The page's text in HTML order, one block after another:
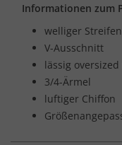
Informationen zum
welliger
V-Ausschnitt
lässig
3/4-Ärmel
luftiger Chiffon